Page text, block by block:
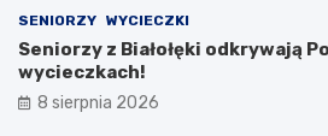
SENIORZY WYCIECZKI
Seniorzy z Białołęki odkrywają
wycieczkach!
8 sierpnia 2026